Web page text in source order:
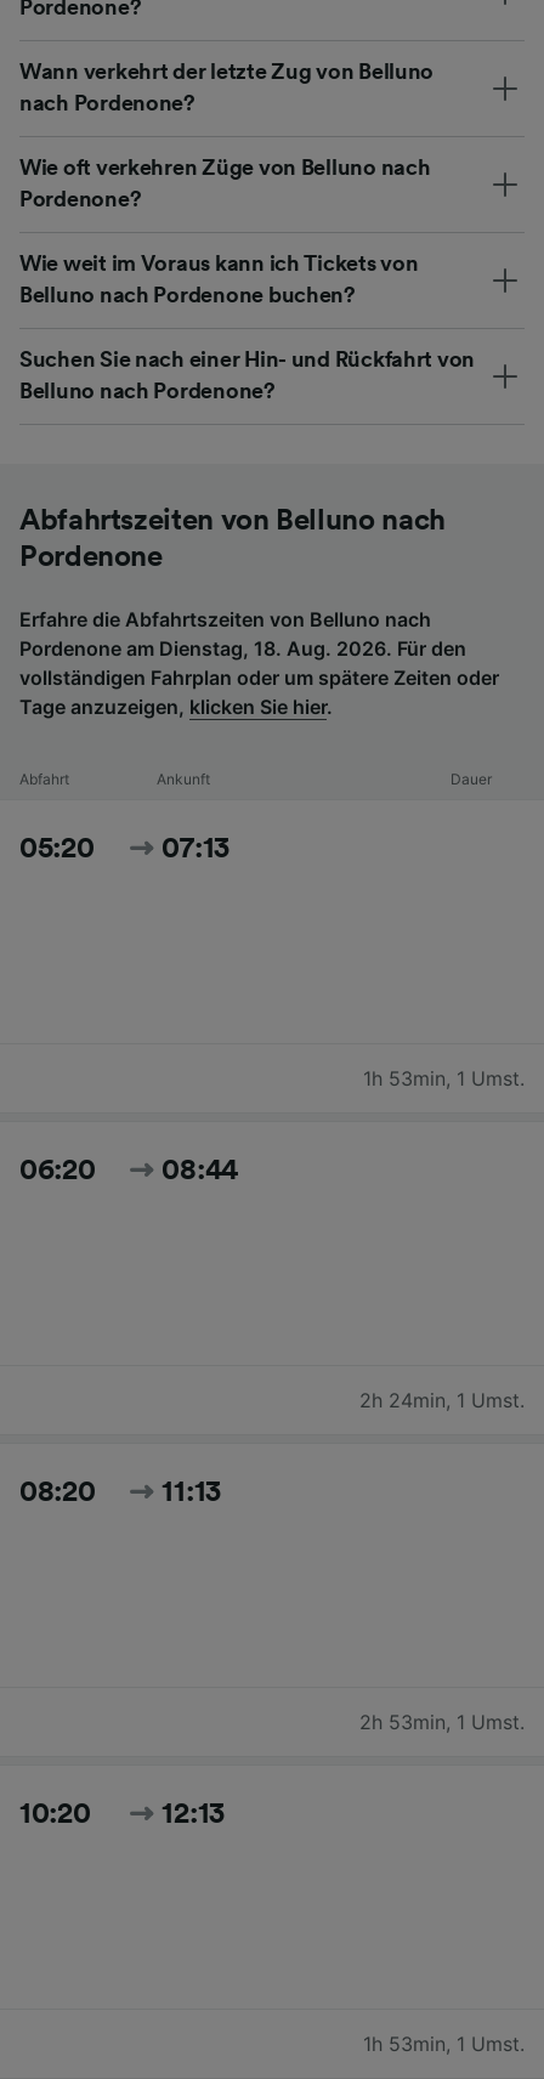
Pordenone?
Wann verkehrt der letzte Zug von Belluno
nach Pordenone?
Wie oft verkehren Züge von Belluno nach
Pordenone?
Wie weit im Voraus kann ich Tickets von
Belluno nach Pordenone buchen?
Suchen Sie nach einer Hin- und Rückfahrt von
Belluno nach Pordenone?
Abfahrtszeiten von Belluno nach
Pordenone
Erfahre die Abfahrtszeiten von Belluno nach
Pordenone am Dienstag, 18. Aug. 2026. Für den
vollständigen Fahrplan oder um spätere Zeiten oder
Tage anzuzeigen, klicken Sie hier.
Abfahrt Ankunft Dauer
05:20 07:13
1h 53min, 1 Umst.
06:20 08:44
2h 24min, 1 Umst.
08:20 11:13
2h 53min, 1 Umst.
10:20 12:13
1h 53min, 1 Umst.